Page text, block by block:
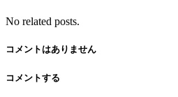
No related posts.
コメントはありません
コメントする